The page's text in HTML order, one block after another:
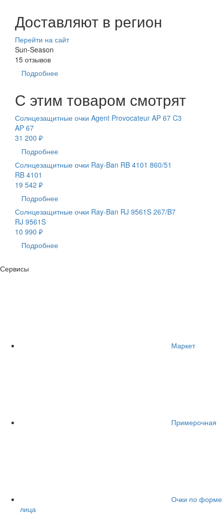
Доставляют в регион
Перейти на сайт
Sun-Season
15 отзывов
Подробнее
С этим товаром смотрят
Солнцезащитные очки Agent Provocateur AP 67 C3
AP 67
31 200 ₽
Подробнее
Солнцезащитные очки Ray-Ban RB 4101 860/51
RB 4101
19 542 ₽
Подробнее
Солнцезащитные очки Ray-Ban RJ 9561S 267/B7
RJ 9561S
10 990 ₽
Подробнее
Сервисы
Маркет
Примерочная
Очки по форме
лица